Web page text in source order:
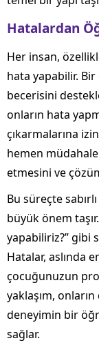
Hatalardan
Her insan,
hata yapabilir.
becerisini
onların hata
çıkarmalarına
hemen
etmesini ve
Bu süreçte
büyük önem
yapabiliriz?” gibi
Hatalar, aslında
çocuğunuzun
yaklaşım,
deneyimin bir
sağlar.